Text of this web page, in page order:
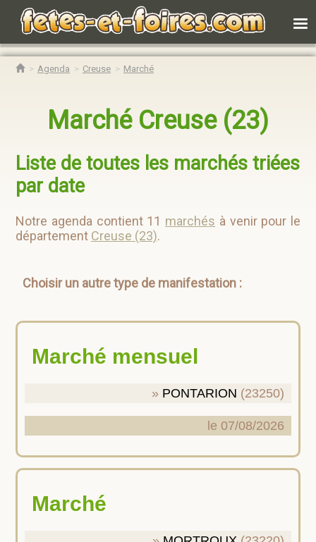
Agenda Creuse Marché
Marché Creuse (23)
Liste de toutes les marchés triées
par date
Notre agenda contient 11 marchés à venir pour le
département Creuse (23).
Choisir un autre type de manifestation :
Marché mensuel
PONTARION (23250)
le 07/08/2026
Marché